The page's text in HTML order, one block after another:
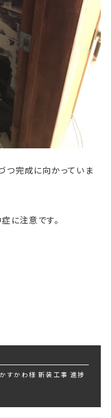
完成に向かっていま
に注意です。
すかわ様 新装工事 進捗